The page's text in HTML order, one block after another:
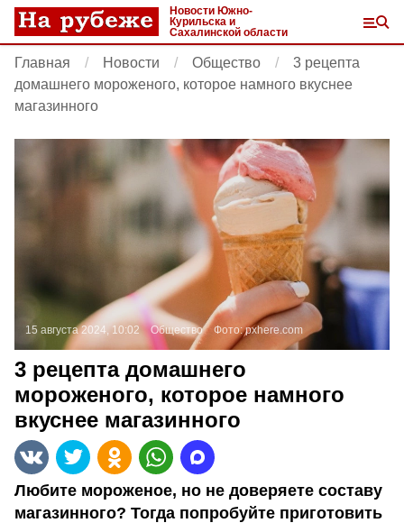
Новости Южно-
Курильска и
Сахалинской области
Главная Новости Общество
3 рецепта
домашнего мороженого, которое намного вкуснее
магазинного
15 августа 2024, 10:02 Общество Фото:pxhere.com
3 рецепта домашнего
мороженого, которое намного
вкуснее магазинного
Любите мороженое, но не доверяете составу
магазинного? Тогда попробуйте приготовить